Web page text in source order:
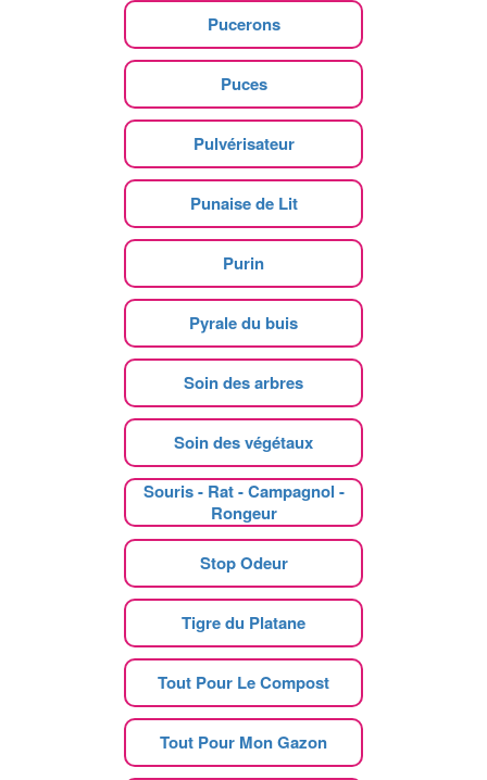
Pucerons
Puces
Pulvérisateur
Punaise de Lit
Purin
Pyrale du buis
Soin des arbres
Soin des végétaux
Souris - Rat - Campagnol -
Rongeur
Stop Odeur
Tigre du Platane
Tout Pour Le Compost
Tout Pour Mon Gazon